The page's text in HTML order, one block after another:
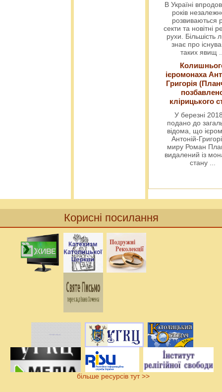
В Україні
років
розвиваються
секти та новітні
рухи. Більшість
знає про
таких явищ
ієромонаха
Григорія
клірицького
У березні
подано до
відома, що
Антоній-
миру Роман
видалений із
стану ...
Корисні посилання
більше ресурсів тут >>